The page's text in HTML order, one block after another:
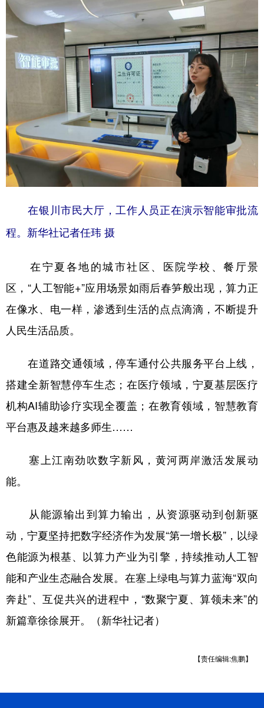
在银川市民大厅，工作人员正在演示智能审批流
程。新华社记者任玮 摄
在宁夏各地的城市社区、医院学校、餐厅景
区，“人工智能+”应用场景如雨后春笋般出现，算力正
在像水、电一样，渗透到生活的点点滴滴，不断提升
人民生活品质。
在道路交通领域，停车通付公共服务平台上线，
搭建全新智慧停车生态；在医疗领域，宁夏基层医疗
机构AI辅助诊疗实现全覆盖；在教育领域，智慧教育
平台惠及越来越多师生……
塞上江南劲吹数字新风，黄河两岸激活发展动
能。
从能源输出到算力输出，从资源驱动到创新驱
动，宁夏坚持把数字经济作为发展“第一增长极”，以绿
色能源为根基、以算力产业为引擎，持续推动人工智
能和产业生态融合发展。在塞上绿电与算力蓝海“双向
奔赴”、互促共兴的进程中，“数聚宁夏、算领未来”的
新篇章徐徐展开。（新华社记者）
【责任编辑:焦鹏】